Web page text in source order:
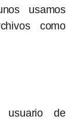
usamos
como
de